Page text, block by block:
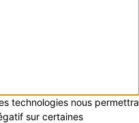
technologies nous permettra
sur certaines